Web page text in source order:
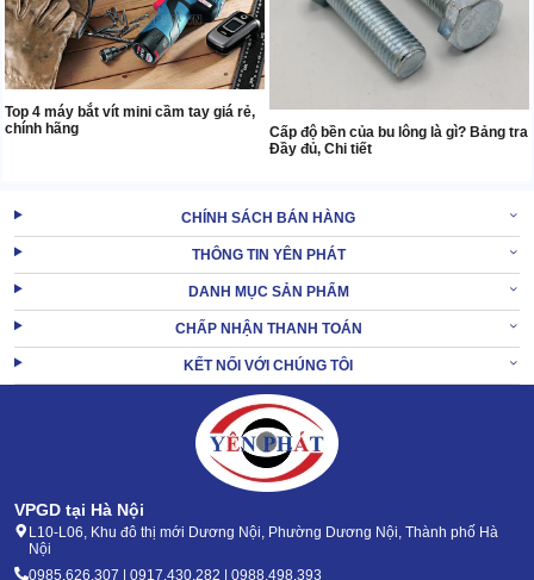
Top 4 máy bắt vít mini cầm tay giá rẻ,
chính hãng
Cấp độ bền của bu lông là gì? Bảng tra
Đầy đủ, Chi tiết
CHÍNH SÁCH BÁN HÀNG
THÔNG TIN YÊN PHÁT
DANH MỤC SẢN PHẨM
CHẤP NHẬN THANH TOÁN
KẾT NỐI VỚI CHÚNG TÔI
VPGD tại Hà Nội
L10-L06, Khu đô thị mới Dương Nội, Phường Dương Nội, Thành phố Hà
Nội
0985.626.307 | 0917.430.282 | 0988.498.393